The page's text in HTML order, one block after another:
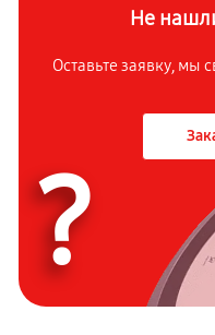
Не
Оставьте заявку,
?